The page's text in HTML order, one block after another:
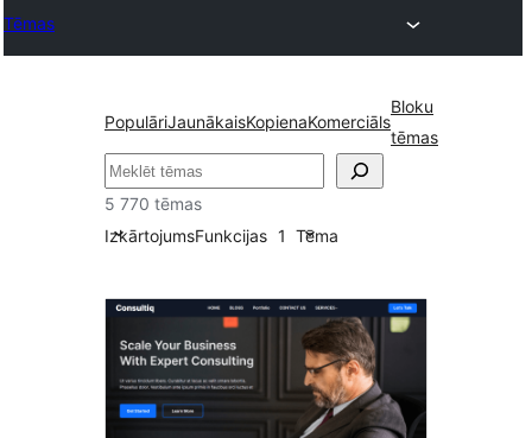
Tēmas
PopulāriJaunākaisKopienaKomerciāls
Bloku
tēmas
Meklēt
5 770 tēmas
IzkārtojumsFunkcijas 1 Tēma
Kājenes
logrīki